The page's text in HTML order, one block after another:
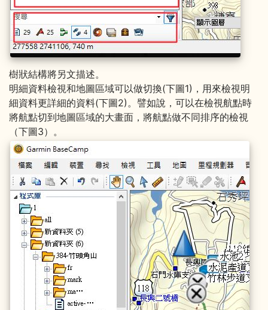
樹狀結構將另文描述。
明細資料檢視和地圖區域可以做切換(下圖1)，用來檢視明
細資料更詳細的資料(下圖2)。譬如說，可以在檢視航點時
將航點切到地圖區域的大畫面，將航點做不同排序的檢視
（下圖3）。